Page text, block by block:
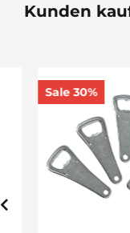
Kunden
Sale 30%